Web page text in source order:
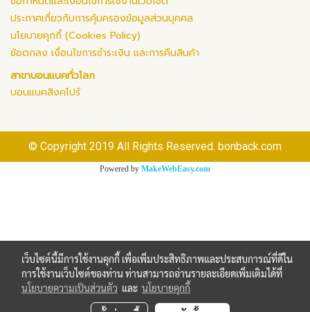
ประกาศเกี่ยวกับการคุ้มครองข้อมูลส่วนบุคคล
นโยบายคุกกี้ (Cookies Policy)
ข้อตกลง เงื่อนไขการชำระเงิน และการคืนสินค้า
สาขาบอนแบคทั่วโลก
บอนแบคสิงคโปร์
© Copyright 2019 All Rights Reserved. bonback.com
Powered by MakeWebEasy.com
เว็บไซต์นี้มีการใช้งานคุกกี้ เพื่อเพิ่มประสิทธิภาพและประสบการณ์ที่ดีใน
การใช้งานเว็บไซต์ของท่าน ท่านสามารถอ่านรายละเอียดเพิ่มเติมได้ที่
นโยบายความเป็นส่วนตัว และ นโยบายคุกกี้